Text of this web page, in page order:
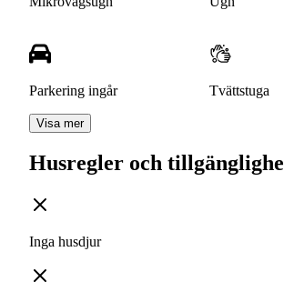
Parkering ingår Tvättstuga
Visa mer
Husregler och
Inga husdjur